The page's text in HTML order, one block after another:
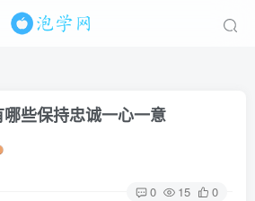
些保持忠诚一心一意
0 15 0